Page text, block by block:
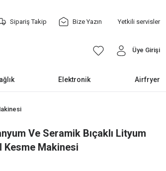
Sipariş Takip Bize Yazın Yetkili servisler
Üye Girişi
Elektronik Airfryer
Ve Seramik Bıçaklı Lityum
Kesme Makinesi